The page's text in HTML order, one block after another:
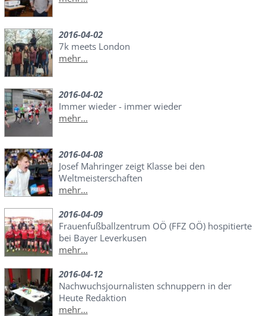
2016-04-02
7k meets London
mehr...
2016-04-02
Immer wieder - immer wieder
mehr...
2016-04-08
Josef Mahringer zeigt Klasse bei den
Weltmeisterschaften
mehr...
2016-04-09
Frauenfußballzentrum OÖ (FFZ OÖ) hospitierte
bei Bayer Leverkusen
mehr...
2016-04-12
Nachwuchsjournalisten schnuppern in der
Heute Redaktion
mehr...